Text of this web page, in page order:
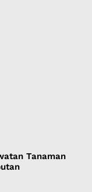
Tanaman